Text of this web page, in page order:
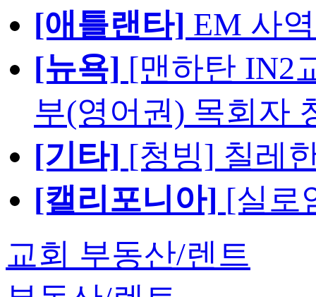
[애틀랜타] EM 사
[뉴욕] [맨하탄 IN2
부(영어권) 목회자
[기타] [청빙] 칠레
[캘리포니아] [실로
교회 부동산/렌트